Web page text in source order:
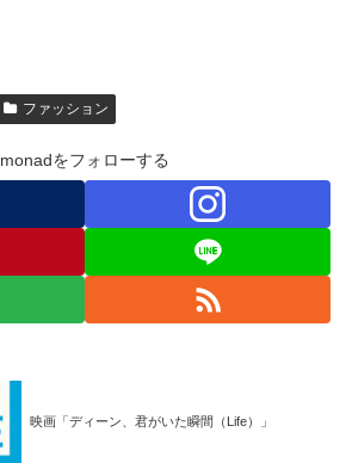
ファッション
monadをフォローする
映画「ディーン、君がいた瞬間（Life）」